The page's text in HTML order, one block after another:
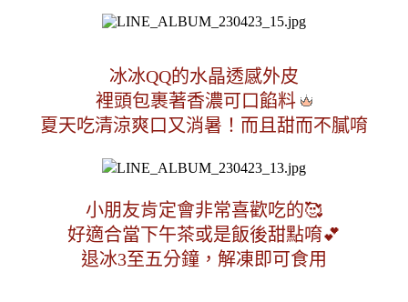
冰冰QQ的水晶透感外皮
裡頭包裹著香濃可口餡料
夏天吃清涼爽口又消暑！而且甜而不膩唷
小朋友肯定會非常喜歡吃的🥰
好適合當下午茶或是飯後甜點唷💕
退冰3至五分鐘，解凍即可食用